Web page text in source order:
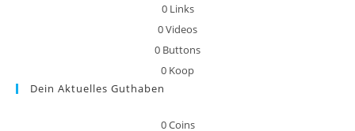
0 Links
0Videos
0 Buttons
0 Koop
Dein Aktuelles Guthaben
0Coins